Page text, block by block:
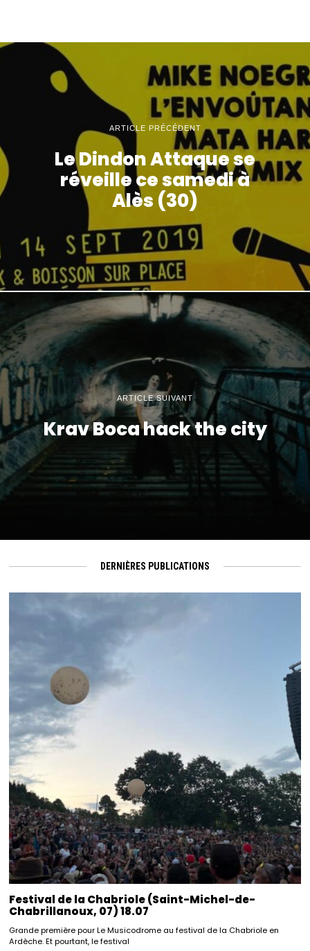
ARTICLE PRÉCÉDENT
Le Dindon Attaque se
réveille ce samedi à
Alès (30)
ARTICLE SUIVANT
Krav Boca hack the city
DERNIÈRES PUBLICATIONS
Festival de la Chabriole (Saint-Michel-de-
Chabrillanoux, 07) 18.07
Grande première pour Le Musicodrome au festival de la Chabriole en
Ardèche. Et pourtant, le festival